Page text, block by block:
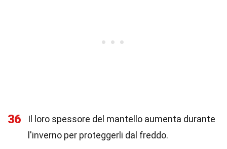
36
Il loro spessore del mantello aumenta durante
l'inverno per proteggerli dal freddo.